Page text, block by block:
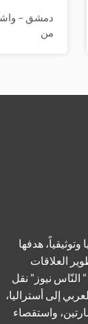
دمشق –
من
هدفها
العلاقات
النّاس نيوز” نقل
إلى أستراليا،
واستقصاء